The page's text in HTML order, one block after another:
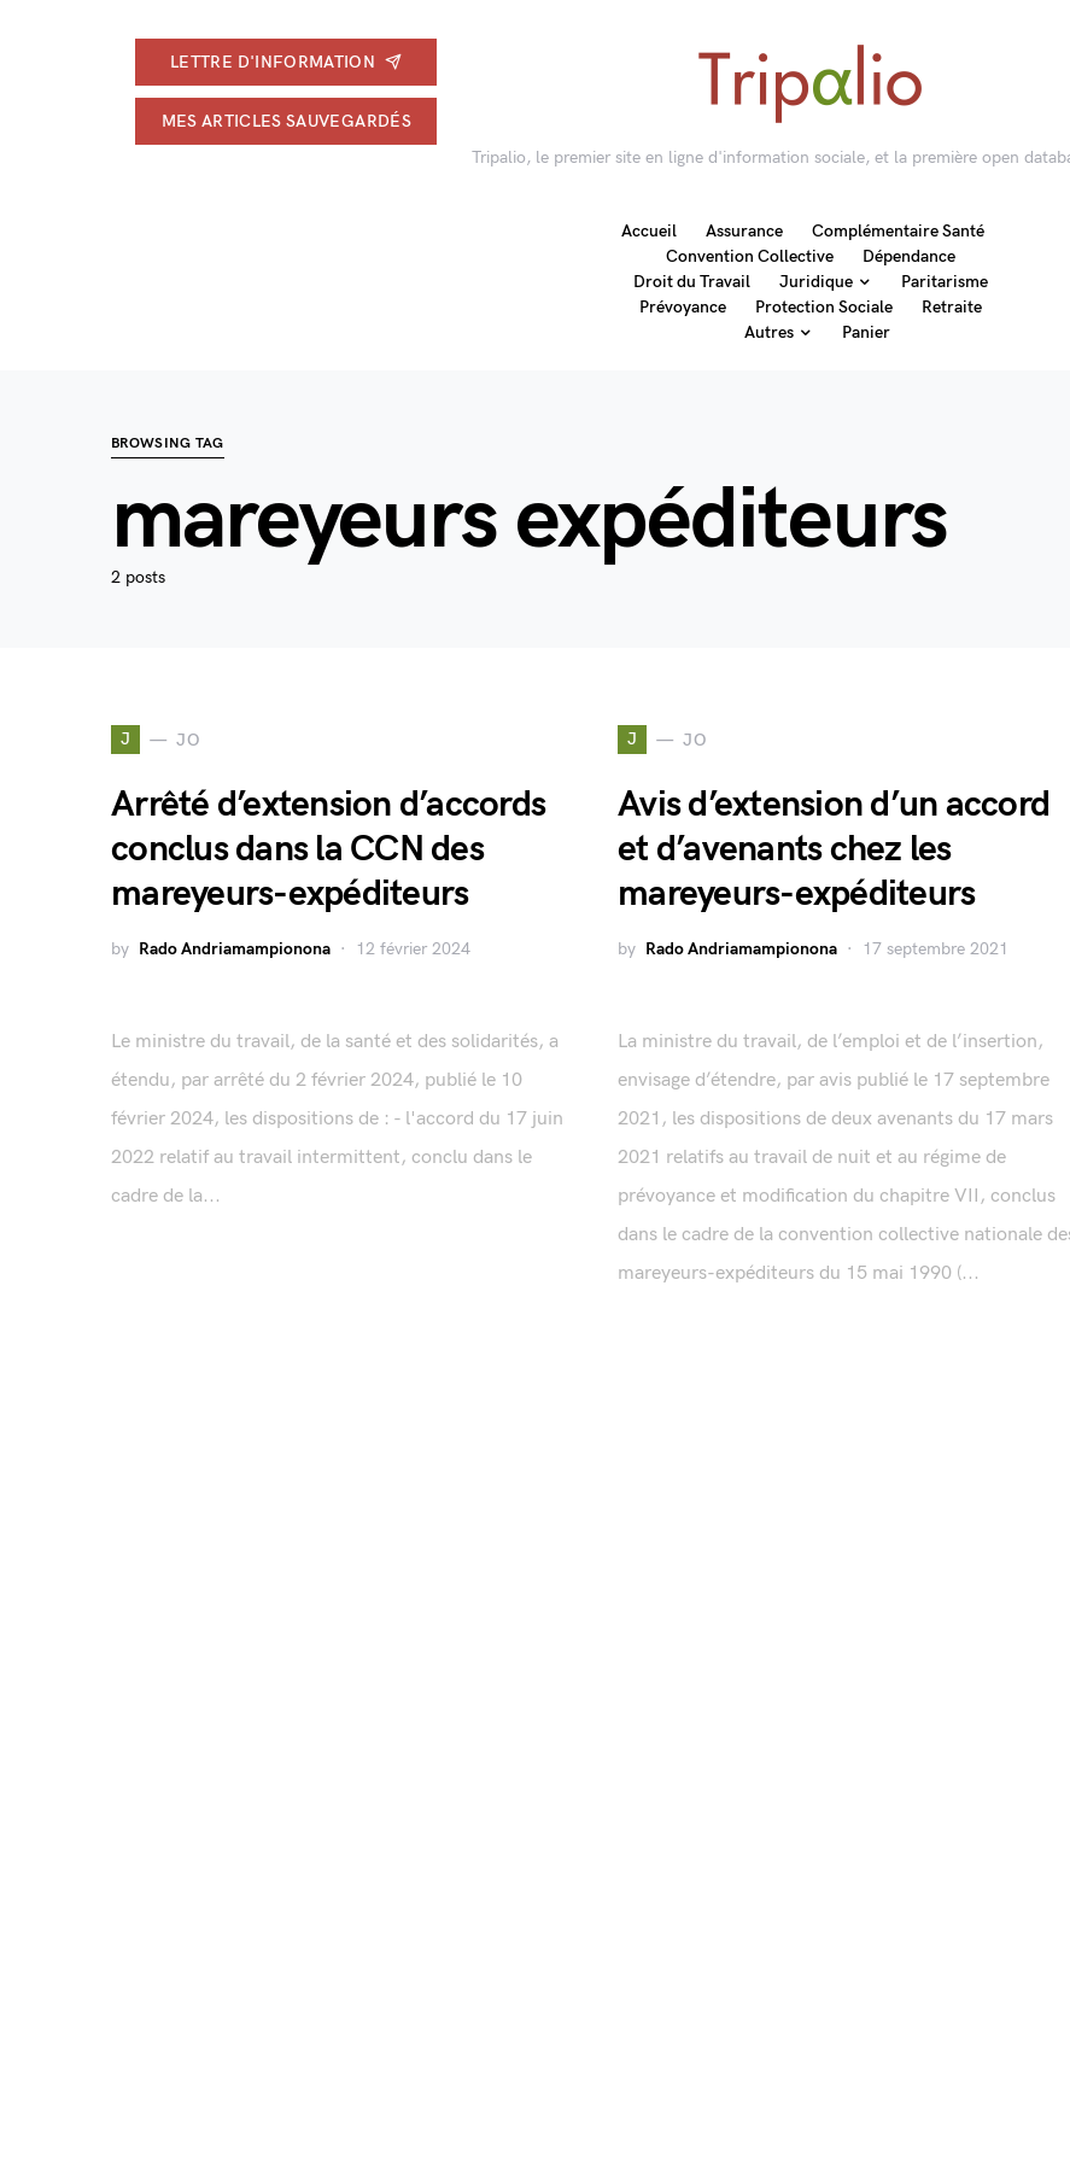
LETTRE D'INFORMATION
MES ARTICLES SAUVEGARDÉS
Tripalio, le premier site en ligne d'information sociale, et la première open
Accueil Assurance
Complémentaire Santé
Convention Collective
Dépendance
Droit du Travail
Juridique
Paritarisme
Prévoyance
Protection Sociale
Retraite
Autres
Panier
BROWSING TAG
mareyeurs expéditeurs
2 posts
J JO
Arrêté d’extension d’accords
conclus dans la CCN des
mareyeurs-expéditeurs
by Rado Andriamampionona 12 février 2024
Le ministre du travail, de la santé et des solidarités, a
étendu, par arrêté du 2 février 2024, publié le 10
février 2024, les dispositions de : - l'accord du 17 juin
2022 relatif au travail intermittent, conclu dans le
cadre de la...
J JO
Avis d’extension d’un accord
et d’avenants chez les
mareyeurs-expéditeurs
by Rado Andriamampionona 17 septembre 2021
La ministre du travail, de l’emploi et de l’insertion,
envisage d’étendre, par avis publié le 17 septembre
2021, les dispositions de deux avenants du 17 mars
2021 relatifs au travail de nuit et au régime de
prévoyance et modification du chapitre VII, conclus
dans le cadre de la convention collective nationale
mareyeurs-expéditeurs du 15 mai 1990 (...